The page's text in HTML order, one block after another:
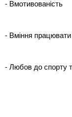
- Вмотивованість
- Вміння працювати
- Любов до спорту